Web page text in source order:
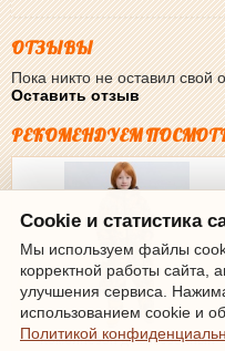
ОТЗЫВЫ
Пока никто не оставил
Оставить отзыв
РЕКОМЕНДУЕМ
Комбинезон демисезонный
Cookie и статистика
Мы используем файлы
корректной работы сайта,
улучшения сервиса.
использованием cookie и
Политикой